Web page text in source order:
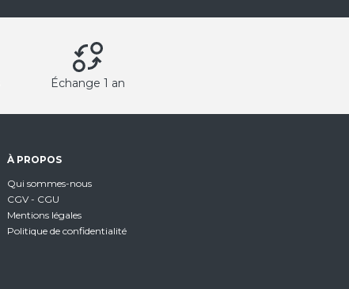
Échange 1 an
À PROPOS
Qui sommes-nous
CGV - CGU
Mentions légales
Politique de confidentialité